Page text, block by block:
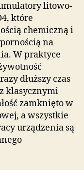
litowo-
które
chemiczną i
na
W praktyce
dłuższy czas
klasycznymi
zamknięto w
a wszystkie
urządzenia są